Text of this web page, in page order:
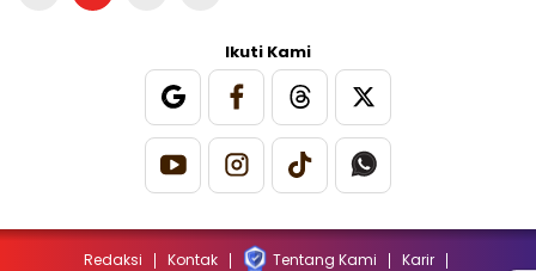
Ikuti Kami
Redaksi Kontak Tentang Kami Karir